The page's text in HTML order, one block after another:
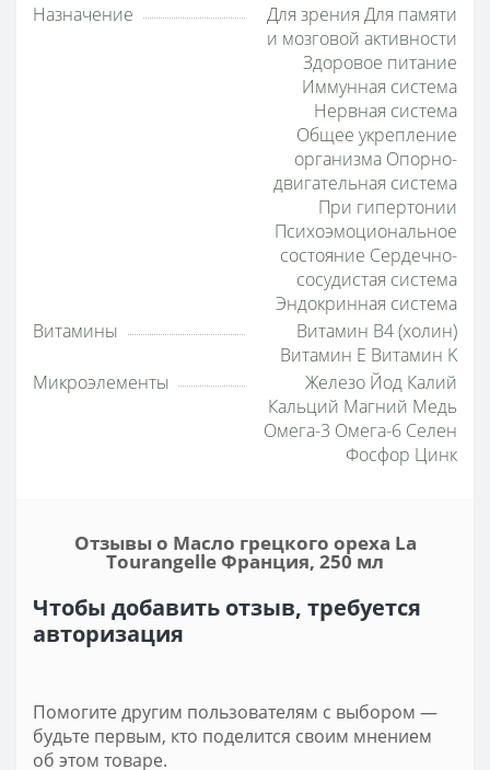
Назначение
Для зрения Для памяти
и мозговой активности
Здоровое питание
Иммунная система
Нервная система
Общее укрепление
организма Опорно-
двигательная система
При гипертонии
Психоэмоциональное
состояние Сердечно-
сосудистая система
Эндокринная система
Витамины
Витамин B4 (холин)
Витамин E Витамин K
Микроэлементы
Железо Йод Калий
Кальций Магний Медь
Омега-3 Омега-6 Селен
Фосфор Цинк
Отзывы о Масло грецкого ореха La
Tourangelle Франция, 250 мл
Чтобы добавить отзыв, требуется
авторизация
Помогите другим пользователям с выбором —
будьте первым, кто поделится своим мнением
об этом товаре.